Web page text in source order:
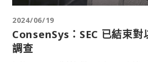
2024/06/19
ConsenSys：SEC 已結束對
調查